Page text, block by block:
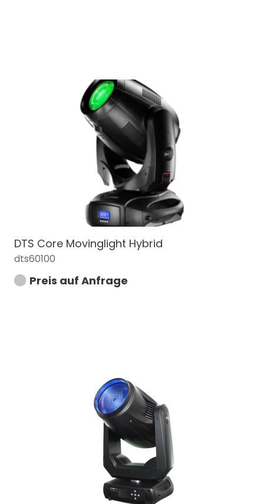
DTS Core Movinglight Hybrid
dts60100
Preis auf Anfrage